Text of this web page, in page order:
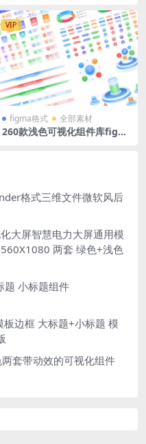
VIP
figma格式 全部素材
260款浅色可视化组件库figm
格式三维文件微软风后
大屏智慧电力大屏通用模
两套 绿色+浅色
题 小标题组件
边框 大标题+小标题 模
套带动效的可视化组件